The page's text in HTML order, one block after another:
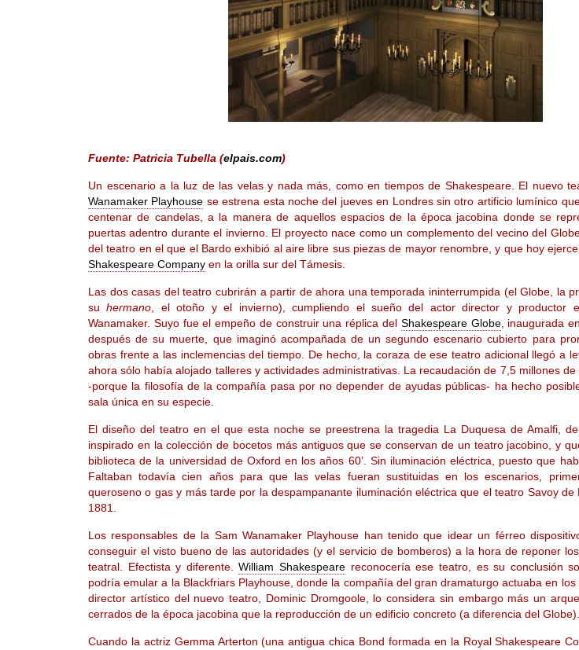
Fuente: Patricia Tubella (elpais.com)
Un escenario a la luz de las velas y nada más, como en tiempos de Shakespeare. El nuevo
Wanamaker Playhouse se estrena esta noche del jueves en Londres sin otro artificio lumínico
centenar de candelas, a la manera de aquellos espacios de la época jacobina donde se
puertas adentro durante el invierno. El proyecto nace como un complemento del vecino del
del teatro en el que el Bardo exhibió al aire libre sus piezas de mayor renombre, y que hoy
Shakespeare Company en la orilla sur del Támesis.
Las dos casas del teatro cubrirán a partir de ahora una temporada ininterrumpida (el Globe, la
suhermano , el otoño y el invierno), cumpliendo el sueño del actor director y productor
Wanamaker. Suyo fue el empeño de construir una réplica del Shakespeare Globe, inaugurada
después de su muerte, que imaginó acompañada de un segundo escenario cubierto para
obras frente a las inclemencias del tiempo. De hecho, la coraza de ese teatro adicional llegó a
ahora sólo había alojado talleres y actividades administrativas. La recaudación de 7,5 millones
-porque la filosofía de la compañía pasa por no depender de ayudas públicas- ha hecho
sala única en su especie.
El diseño del teatro en el que esta noche se preestrena la tragedia La Duquesa de Amalfi,
inspirado en la colección de bocetos más antiguos que se conservan de un teatro jacobino, y
biblioteca de la universidad de Oxford en los años 60’. Sin iluminación eléctrica, puesto que
Faltaban todavía cien años para que las velas fueran sustituidas en los escenarios,
queroseno o gas y más tarde por la despampanante iluminación eléctrica que el teatro Savoy de
1881.
Los responsables de la Sam Wanamaker Playhouse han tenido que idear un férreo
conseguir el visto bueno de las autoridades (y el servicio de bomberos) a la hora de reponer
teatral. Efectista y diferente.William Shakespeare reconocería ese teatro, es su conclusión
podría emular a la Blackfriars Playhouse, donde la compañía del gran dramaturgo actuaba en
director artístico del nuevo teatro, Dominic Dromgoole, lo considera sin embargo más un
cerrados de la época jacobina que la reproducción de un edificio concreto (a diferencia del Globe).
Cuando la actriz Gemma Arterton (una antigua chica Bond formada en la Royal Shakespeare